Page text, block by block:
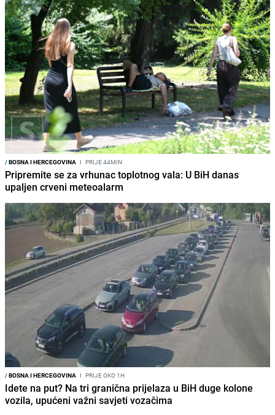
/BOSNA I HERCEGOVINA I PRIJE 44MIN
Pripremite se za vrhunac toplotnog vala: U BiH danas
upaljen crveni meteoalarm
/BOSNA I HERCEGOVINA I PRIJE OKO 1H
Idete na put? Na tri granična prijelaza u BiH duge kolone
vozila, upućeni važni savjeti vozačima